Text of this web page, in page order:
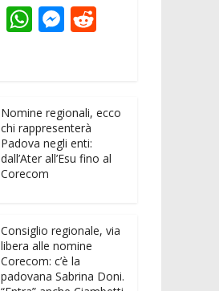
E W
A
p
p
M
n
g
er
t
Nomine regionali, ecco
chi rappresenterà
Padova negli enti:
dall’Ater all’Esu fino al
Corecom
Consiglio regionale, via
libera alle nomine
Corecom: c’è la
padovana Sabrina Doni.